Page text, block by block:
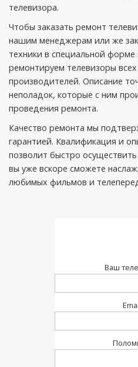
телевизора.
Чтобы заказать ремонт
нашим менеджерам или же
техники в специальной
ремонтируем телевизоры
производителей. Описание
неполадок, которые с ним
проведения ремонта.
Качество ремонта мы
гарантией. Квалификация и
позволит быстро
вы уже вскоре сможете
любимых фильмов и
Ваш